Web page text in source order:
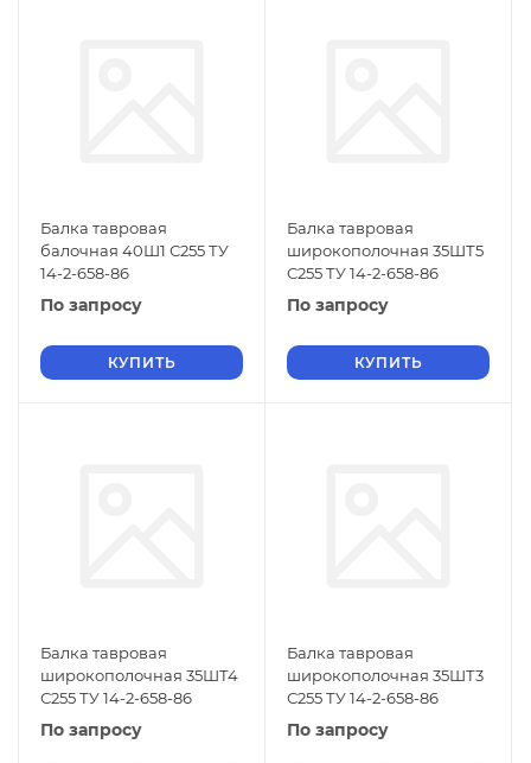
Балка тавровая
балочная 40Ш1 С255 ТУ
14-2-658-86
По запросу
КУПИТЬ
Балка тавровая
широкополочная 35ШТ5
С255 ТУ 14-2-658-86
По запросу
КУПИТЬ
Балка тавровая
широкополочная 35ШТ4
С255 ТУ 14-2-658-86
По запросу
Балка тавровая
широкополочная 35ШТ3
С255 ТУ 14-2-658-86
По запросу